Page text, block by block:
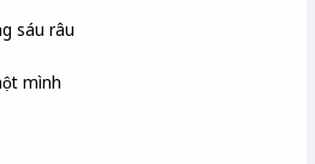
sáu râu
mình